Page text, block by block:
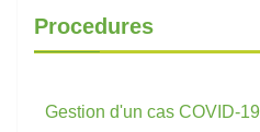
Procedures
Gestion d'un cas COVID-19